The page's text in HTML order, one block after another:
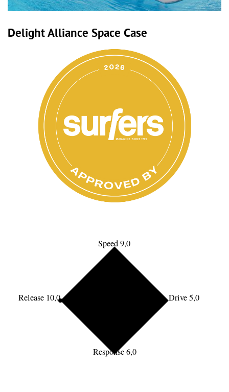
Delight Alliance Space Case
Speed 9,0
Drive 5,0
Response 6,0
Release 10,0